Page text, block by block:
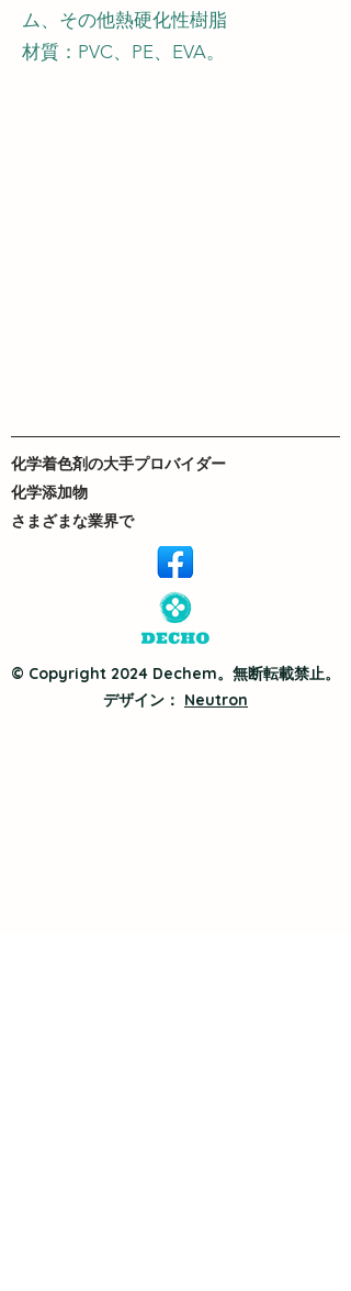
ム、その他熱硬化性樹脂
材質：PVC、PE、EVA。
化学着色剤の大手プロバイダー
化学添加物
さまざまな業界で
© Copyright 2024 Dechem。無断転載禁止。
デザイン： Neutron